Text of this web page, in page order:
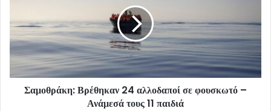
Σαμοθράκη: Βρέθηκαν 24 αλλοδαποί σε φουσκωτό –
Ανάμεσά τους 11 παιδιά